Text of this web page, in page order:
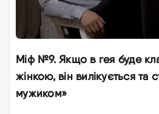
Міф №9. Якщо в гея буде
жінкою, він вилікується та
мужиком»